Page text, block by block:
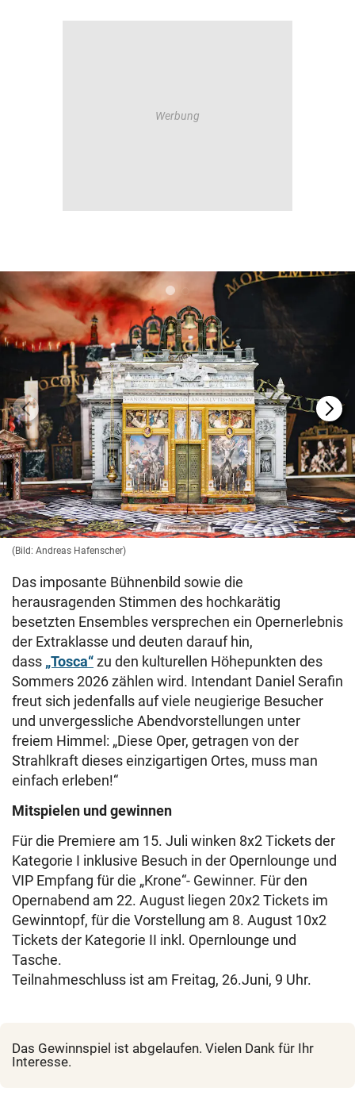
(Bild: Andreas Hafenscher)
Das imposante Bühnenbild sowie die
herausragenden Stimmen des hochkarätig
besetzten Ensembles versprechen ein Opernerlebnis
der Extraklasse und deuten darauf hin,
dass „Tosca“zu den kulturellen Höhepunkten des
Sommers 2026 zählen wird. Intendant Daniel Serafin
freut sich jedenfalls auf viele neugierige Besucher
und unvergessliche Abendvorstellungen unter
freiem Himmel: „Diese Oper, getragen von der
Strahlkraft dieses einzigartigen Ortes, muss man
einfach erleben!“
Mitspielen und gewinnen
Für die Premiere am 15. Juli winken 8x2 Tickets der
Kategorie I inklusive Besuch in der Opernlounge und
VIP Empfang für die „Krone“- Gewinner. Für den
Opernabend am 22. August liegen 20x2 Tickets im
Gewinntopf, für die Vorstellung am 8. August 10x2
Tickets der Kategorie II inkl. Opernlounge und
Tasche.
Teilnahmeschluss ist am Freitag, 26.Juni, 9 Uhr.
Das Gewinnspiel ist abgelaufen. Vielen Dank für Ihr
Interesse.